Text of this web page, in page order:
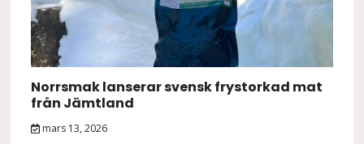
Norrsmak lanserar svensk frystorkad mat
från Jämtland
mars 13, 2026